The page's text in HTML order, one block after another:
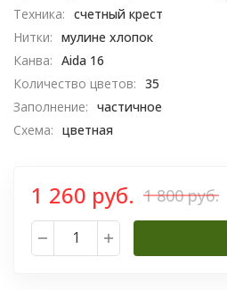
Техника: счетный крест
Нитки: мулине хлопок
Канва: Aida 16
Количество цветов: 35
Заполнение: частичное
Схема: цветная
1 260 руб. 1 800 руб.